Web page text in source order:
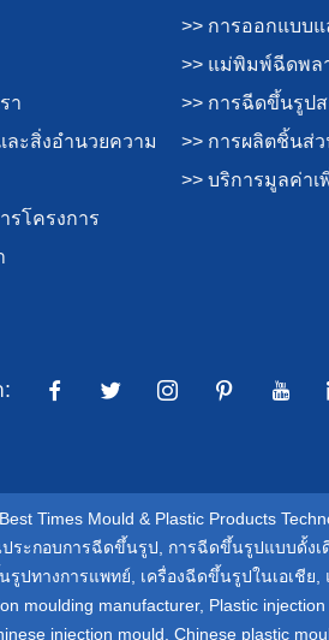
า
ละสิ่งอำนวยความ
รโครงการ
>> การออกแบบ
>> แม่พิมพ์ฉีดพล
>> การฉีดขึ้นรูป
>> การผลิตชิ้นส่
>> บริการมูลค่าเ
Times Mould & Plastic Products
ระกอบการฉีดขึ้นรูป การฉีดขึ้นรูปแบบดั้งเ
รูปทางการแพทย์ เครื่องฉีดขึ้นรูปในเอเชีย
moulding manufacturer, Plastic
injection mould Chinese plastic